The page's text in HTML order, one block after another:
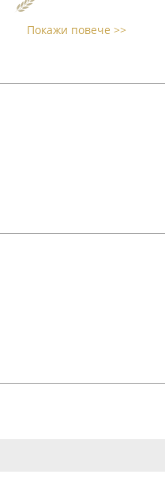
Покажи повече >>